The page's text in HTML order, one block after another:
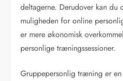
deltagerne. Derudover kan du
muligheden for online
er mere økonomisk
personlige træningssessioner.
Gruppepersonlig træning er en